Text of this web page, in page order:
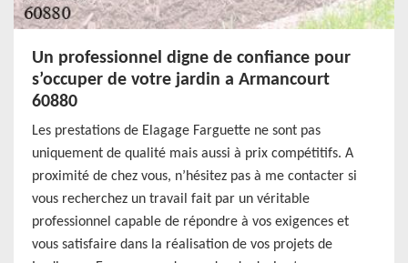
Un professionnel digne de confiance pour
s’occuper de votre jardin a Armancourt
60880
Les prestations de Elagage Farguette ne sont pas
uniquement de qualité mais aussi à prix compétitifs. A
proximité de chez vous, n’hésitez pas à me contacter si
vous recherchez un travail fait par un véritable
professionnel capable de répondre à vos exigences et
vous satisfaire dans la réalisation de vos projets de